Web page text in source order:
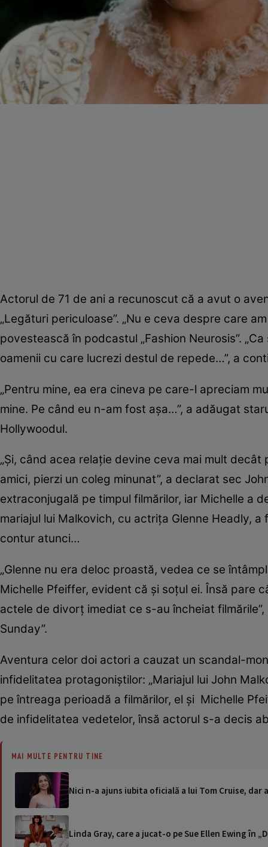
Actorul de 71 de ani a recunoscut că a avut o
„Legături periculoase”. „Nu e ceva despre care
povestească în podcastul „Fashion Neurosis”.
oamenii cu care lucrezi destul de repede…”, a
„Pentru mine, ea era cineva pe care-l apreciam
mine. Pe când eu n-am fost așa…”, a adăugat
Hollywoodul.
„Și, când acea relație devine ceva mai mult
amici, pierzi un coleg minunat”, a declarat sec
extraconjugală pe timpul filmărilor, iar Michelle a
mariajul lui Malkovich, cu actrița Glenne Headly,
contur atunci…
„Glenne nu era deloc proastă, vedea ce se
Michelle Pfeiffer, evident că și soțul ei. Însă pare
actele de divorț imediat ce s-au încheiat
Sunday”.
Aventura celor doi actori a cauzat un scandal-
infidelitatea protagoniștilor: „Mariajul lui John
pe întreaga perioadă a filmărilor, el și Michelle
de infidelitatea vedetelor, însă actorul s-a decis
MAI MULTE PENTRU TINE
Nici n-a ajuns iubita oficială a lui Tom Cruise,
Linda Gray, care a jucat-o pe Sue Ellen Ewing în